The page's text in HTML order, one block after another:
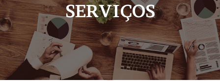
SERVIÇOS